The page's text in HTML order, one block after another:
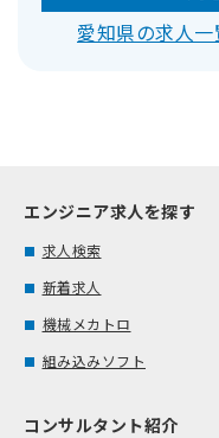
愛知県の求人一
エンジニア求人を探す
求人検索
新着求人
機械メカトロ
組み込みソフト
コンサルタント紹介